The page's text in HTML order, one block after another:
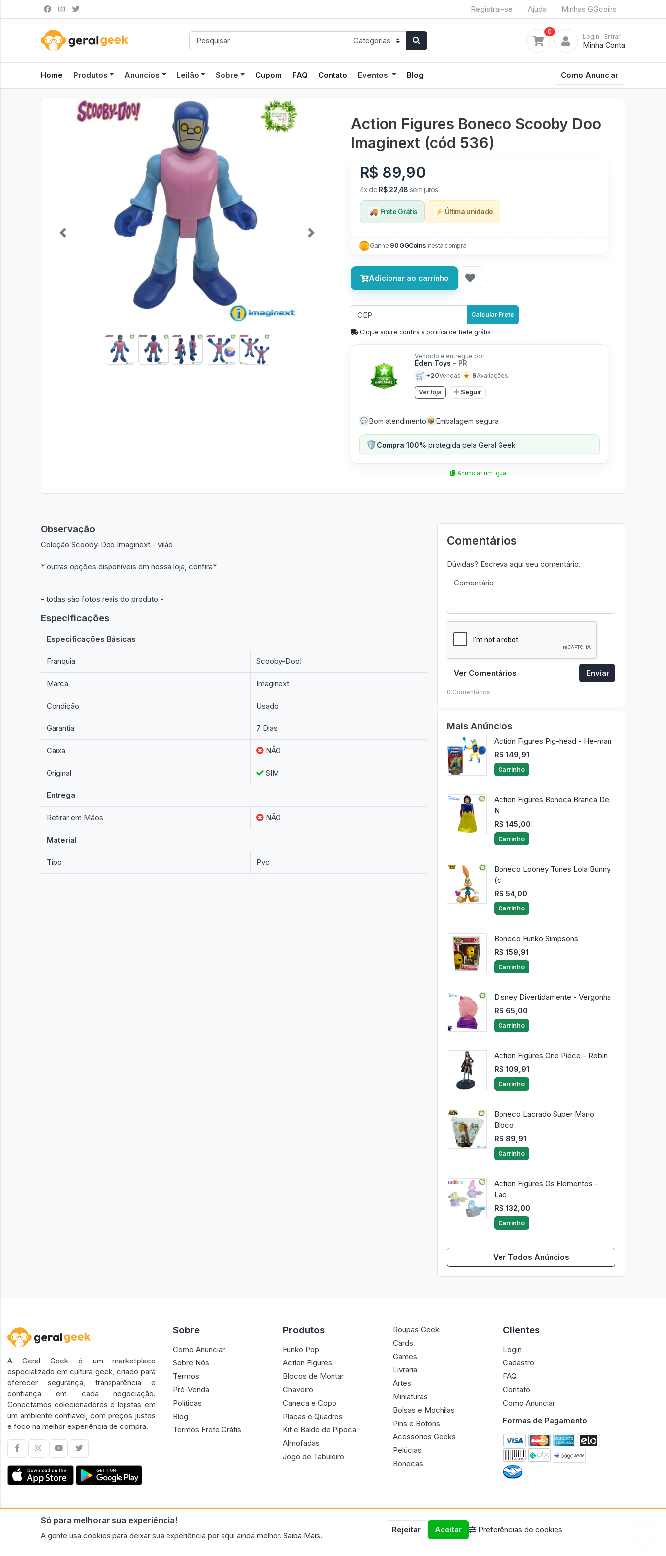
Registrar-se Ajuda Minhas GGcoins
0
Login | Entrar
Minha Conta
Home Produtos Anuncios Leilão Sobre Cupom FAQ Contato Eventos Blog Como Anunciar
Previous Next
Action Figures Boneco Scooby Doo
Imaginext (cód 536)
R$ 89,90
4x de R$ 22,48 sem juros
🚚 Frete Grátis ⚡ Última unidade
Ganhe 90 GGCoins nesta compra
Adicionar ao carrinho
Calcular Frete
Clique aqui e confira a politíca de frete grátis
Vendido e entregue por
Éden Toys - PR
🛒 +20Vendas ★ 9Avaliações
Ver loja Seguir
💬 Bom atendimento 📦 Embalagem segura
🛡️Compra 100% protegida pela Geral Geek
Anunciar um igual
Observação
Coleção Scooby-Doo Imaginext - vilão
* outras opções disponiveis em nossa loja, confira*
- todas são fotos reais do produto -
Especificações
Especificações Básicas
Franquia Scooby-Doo!
Marca Imaginext
Condição Usado
Garantia 7 Dias
Caixa NÃO
Original SIM
Entrega
Retirar em Mãos NÃO
Material
Tipo Pvc
Comentários
Dúvidas? Escreva aqui seu comentário.
Ver Comentários Enviar
0 Comentários
Mais Anúncios
Action Figures Pig-head - He-man
R$ 149,91
Carrinho
Action Figures Boneca Branca De
N
R$ 145,00
Carrinho
Boneco Looney Tunes Lola Bunny
(c
R$ 54,00
Carrinho
Boneco Funko Simpsons
R$ 159,91
Carrinho
Disney Divertidamente - Vergonha
R$ 65,00
Carrinho
Action Figures One Piece - Robin
R$ 109,91
Carrinho
Boneco Lacrado Super Mario
Bloco
R$ 89,91
Carrinho
Action Figures Os Elementos -
Lac
R$ 132,00
Carrinho
Ver Todos Anúncios
Só para melhorar sua experiência!
A gente usa cookies para deixar sua experiência por aqui ainda melhor. Saiba Mais.
Rejeitar Aceitar Preferências de cookies
A Geral Geek é um marketplace
especializado em cultura geek, criado para
oferecer segurança, transparência e
confiança em cada negociação.
Conectamos colecionadores e lojistas em
um ambiente confiável, com preços justos
e foco na melhor experiência de compra.
Sobre
Como Anunciar
Sobre Nós
Termos
Pré-Venda
Políticas
Blog
Termos Frete Grátis
Produtos
Funko Pop
Action Figures
Blocos de Montar
Chaveiro
Caneca e Copo
Placas e Quadros
Kit e Balde de Pipoca
Almofadas
Jogo de Tabuleiro
Roupas Geek
Cards
Games
Livraria
Artes
Miniaturas
Bolsas e Mochilas
Pins e Botons
Acessórios Geeks
Pelúcias
Bonecas
Clientes
Login
Cadastro
FAQ
Contato
Como Anunciar
Formas de Pagamento
CNPJ n.º 30.220.458/0001-17 - GERAL GEEK PORTAL ELETRONICO LTDA.